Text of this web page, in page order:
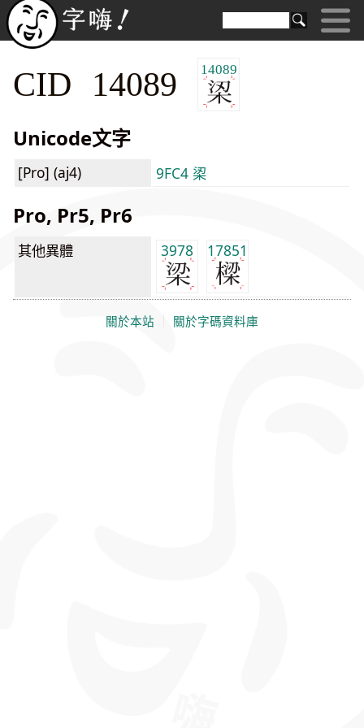
CID 14089 14089
Unicode文字
[Pro] (aj4) 9FC4 鿄
Pro, Pr5, Pr6
其他異體 3978 17851
關於本站 關於字碼資料庫